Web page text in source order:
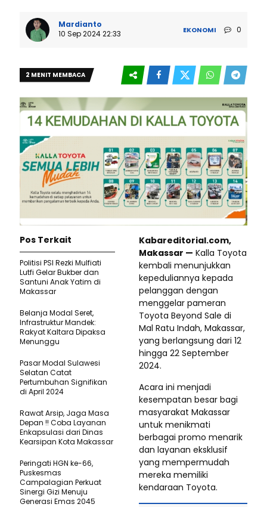
Mardianto
10 Sep 2024 22:33
EKONOMI 0
2 MENIT MEMBACA
Kabareditorial.com,
Makassar — Kalla Toyota
kembali menunjukkan
kepeduliannya kepada
pelanggan dengan
menggelar pameran
Toyota Beyond Sale di
Mal Ratu Indah, Makassar,
yang berlangsung dari 12
hingga 22 September
2024.
Acara ini menjadi
kesempatan besar bagi
masyarakat Makassar
untuk menikmati
berbagai promo menarik
dan layanan eksklusif
yang mempermudah
mereka memiliki
kendaraan Toyota.
Pos Terkait
Politisi PSI Rezki Mulfiati
Lutfi Gelar Bukber dan
Santuni Anak Yatim di
Makassar
Belanja Modal Seret,
Infrastruktur Mandek:
Rakyat Kaltara Dipaksa
Menunggu
Pasar Modal Sulawesi
Selatan Catat
Pertumbuhan Signifikan
di April 2024
Rawat Arsip, Jaga Masa
Depan !! Coba Layanan
Enkapsulasi dari Dinas
Kearsipan Kota Makassar
Peringati HGN ke-66,
Puskesmas
Campalagian Perkuat
Sinergi Gizi Menuju
Generasi Emas 2045